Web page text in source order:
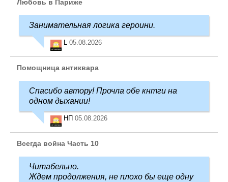
Любовь в Париже
Занимательная логика героини.
L 05.08.2026
Помощница антиквара
Спасибо автору! Прочла обе кнтги на
одном дыхании!
НП 05.08.2026
Всегда война Часть 10
Читабельно.
Ждем продолжения, не плохо бы еще одну